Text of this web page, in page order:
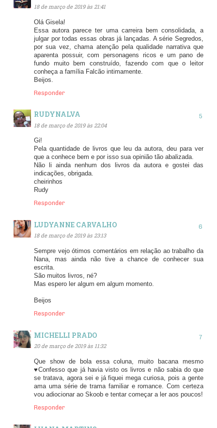
18 de março de 2019 às 21:41
Olá Gisela!
Essa autora parece ter uma carreira bem consolidada, a
julgar por todas essas obras já lançadas. A série Segredos,
por sua vez, chama atenção pela qualidade narrativa que
aparenta possuir, com personagens ricos e um pano de
fundo muito bem construído, fazendo com que o leitor
conheça a família Falcão intimamente.
Beijos.
Responder
RUDYNALVA
18 de março de 2019 às 22:04
Gi!
Pela quantidade de livros que leu da autora, deu para ver
que a conhece bem e por isso sua opinião tão abalizada.
Não li ainda nenhum dos livros da autora e gostei das
indicações, obrigada.
cheirinhos
Rudy
Responder
LUDYANNE CARVALHO
18 de março de 2019 às 23:13
Sempre vejo ótimos comentários em relação ao trabalho da
Nana, mas ainda não tive a chance de conhecer sua
escrita.
São muitos livros, né?
Mas espero ler algum em algum momento.
Beijos
Responder
MICHELLI PRADO
20 de março de 2019 às 11:32
Que show de bola essa coluna, muito bacana mesmo
♥Confesso que já havia visto os livros e não sabia do que
se tratava, agora sei e já fiquei mega curiosa, pois a gente
ama uma série de trama familiar e romance. Com certeza
vou adiocionar ao Skoob e tentar começar a ler aos poucos!
Responder